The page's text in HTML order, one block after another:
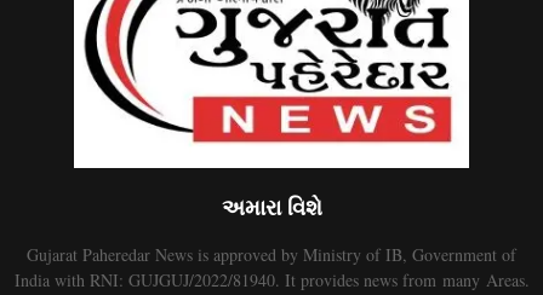
અમારા વિશે
Gujarat Paheredar News is approved by Ministry of IB, Government of
India with RNI: GUJGUJ/2022/81940. It provides news from many Areas.